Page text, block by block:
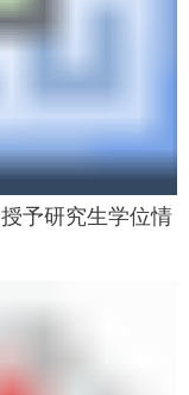
予研究生学位情